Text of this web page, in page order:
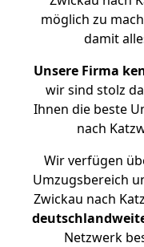
möglich zu
damit
Unsere Firma
wir sind stolz
Ihnen die beste
nach
Wir verfügen
Umzugsbereich
Zwickau nach
Netzwerk